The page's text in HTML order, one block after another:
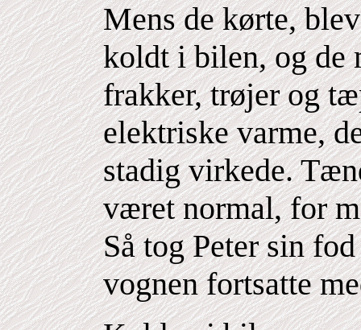
Mens de kørte,
koldt i bilen, og de
frakker, trøjer og
elektriske varme,
stadig virkede.
været normal, for
Så tog Peter sin
vognen fortsatte